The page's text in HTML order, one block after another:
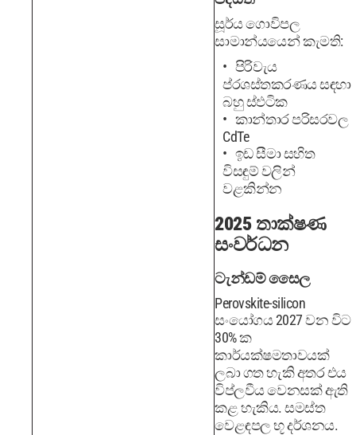
සූර්ය ගොවිපල
සාමාන්යයෙන් කැමති:
පිරිවැය
ප්රශස්තකරණය සඳහා
බහු ස්ඵටික
කාන්තාර පරිසරවල
CdTe
ඉඩ සීමා සහිත
විසඳුම් වලින්
වළකින්න
2025 තාක්ෂණ
සංවර්ධන
ටැන්ඩම් සෛල
Perovskite-silicon
සංයෝගය 2027 වන විට
30% ක
කාර්යක්ෂමතාවයක්
ලබා ගත හැකි අතර එය
විප්ලවීය වෙනසක් ඇති
කළ හැකිය. සමස්ත
වෙළඳපල භූ දර්ශනය.